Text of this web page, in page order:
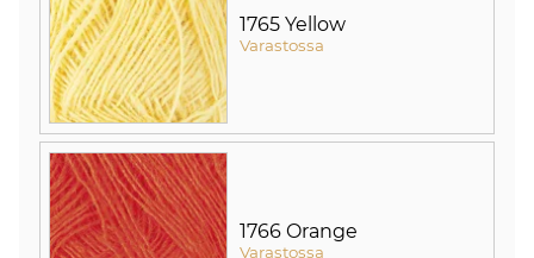
1765 Yellow
Varastossa
1766 Orange
Varastossa